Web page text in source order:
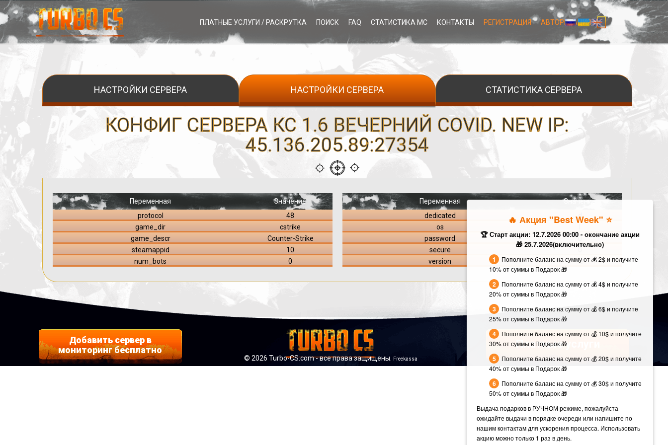
ПЛАТНЫЕ УСЛУГИ / РАСКРУТКА ПОИСК FAQ СТАТИСТИКА МС КОНТАКТЫ РЕГИСТРАЦИЯ АВТОРИЗАЦИЯ
НАСТРОЙКИ СЕРВЕРА НАСТРОЙКИ СЕРВЕРА СТАТИСТИКА СЕРВЕРА
КОНФИГ СЕРВЕРА КС 1.6 ВЕЧЕРНИЙ COVID. NEW IP:
45.136.205.89:27354
Переменная
Значение
protocol
48
game_dir
cstrike
game_descr
Counter-Strike
steamappid
10
num_bots
0
Переменная
Значение
dedicated
d
os
password
0
secure
version
49
Добавить сервер в
мониторинг бесплатно
Платные услуги
© 2026 Turbo-CS.com - все права защищены. Freekassa
🔥 Акция "Best Week" ⭐️
🏆 Старт акции: 12.7.2026 00:00 - окончание акции
🎁 25.7.2026(включительно)
Пополните баланс на сумму от 💰 2$ и получите
10% от суммы в Подарок 🎁
Пополните баланс на сумму от 💰 4$ и получите
20% от суммы в Подарок 🎁
Пополните баланс на сумму от 💰 6$ и получите
25% от суммы в Подарок 🎁
Пополните баланс на сумму от 💰 10$ и получите
30% от суммы в Подарок 🎁
Пополните баланс на сумму от 💰 20$ и получите
40% от суммы в Подарок 🎁
Пополните баланс на сумму от 💰 30$ и получите
50% от суммы в Подарок 🎁
Выдача подарков в РУЧНОМ режиме, пожалуйста
ожидайте выдачи в порядке очереди или напишите по
нашим контактам для ускорения процесса. Использовать
акцию можно только 1 раз в день.